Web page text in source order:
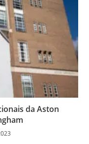
da Aston